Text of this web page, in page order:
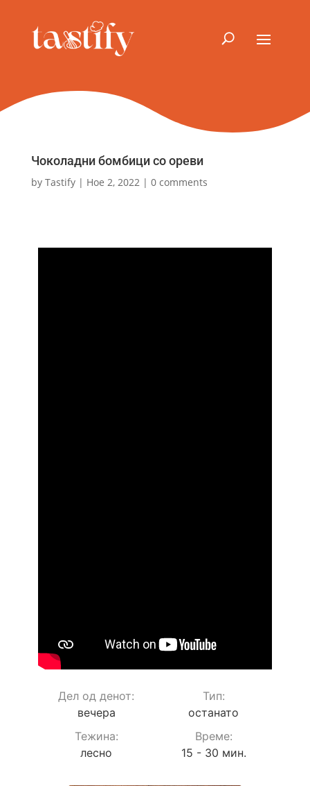
Чоколадни бомбици со ореви
by Tastify| Ное 2, 2022| 0 comments
Дел од денот:
вечера
Тип:
останато
Teжина:
лесно
Време:
15 - 30 мин.